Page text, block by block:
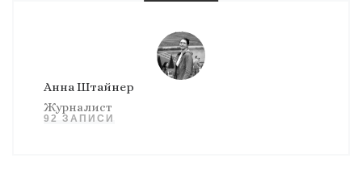
Анна Штайнер
Журналист
92 ЗАПИСИ